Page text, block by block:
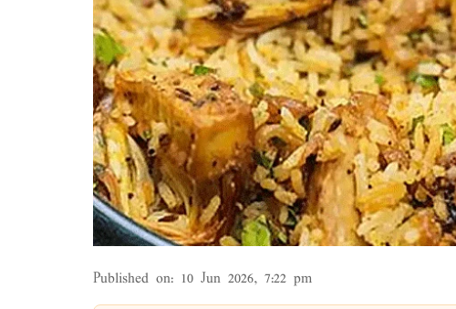
Published on: 10 Jun 2026, 7:22 pm